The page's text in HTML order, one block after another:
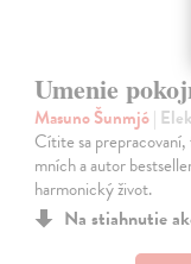
Umenie
Masuno Šunmjó|
Cítite sa
mních a autor
harmonický život.
Na stiahnutie